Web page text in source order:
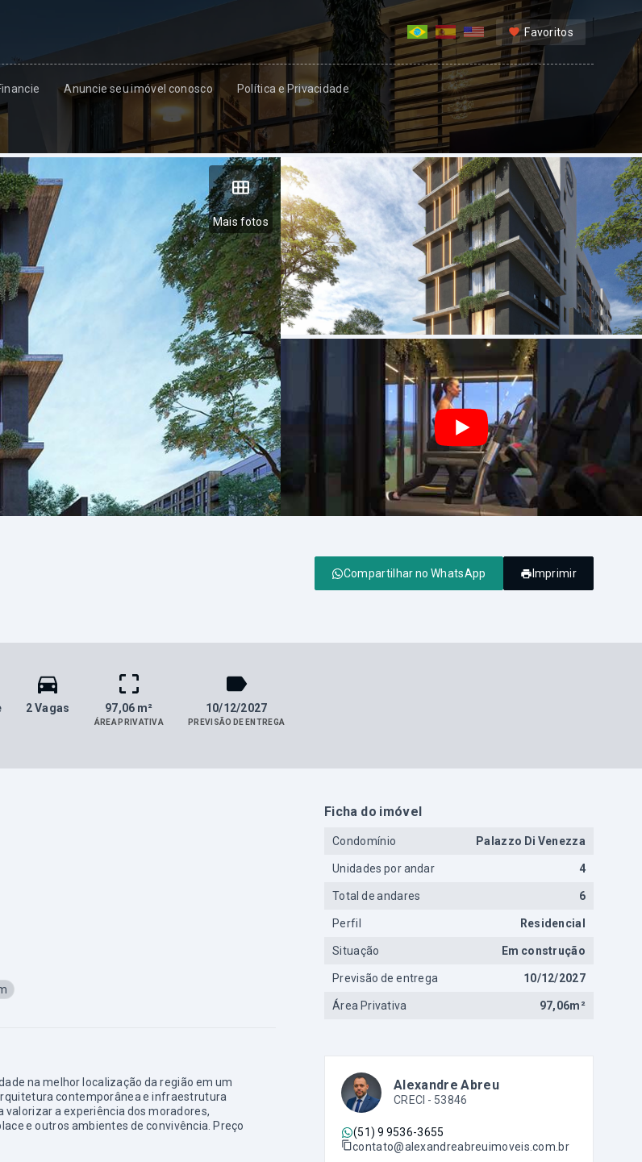
Favoritos
Anuncie seu imóvel conosco Política e Privacidade
Mais fotos
Compartilhar no WhatsApp Imprimir
2 Vagas 97,06 m²
ÁREA PRIVATIVA
10/12/2027
PREVISÃO DE ENTREGA
na melhor localização da região em um
contemporânea e infraestrutura
a experiência dos moradores,
e outros ambientes de convivência. Preço
Ficha do imóvel
Condomínio Palazzo Di Venezza
Unidades por andar 4
Total de andares 6
Perfil Residencial
Situação Em construção
Previsão de entrega 10/12/2027
Área Privativa 97,06m²
Alexandre Abreu
CRECI - 53846
(51) 9 9536-3655
contato@alexandreabreuimoveis.com.br